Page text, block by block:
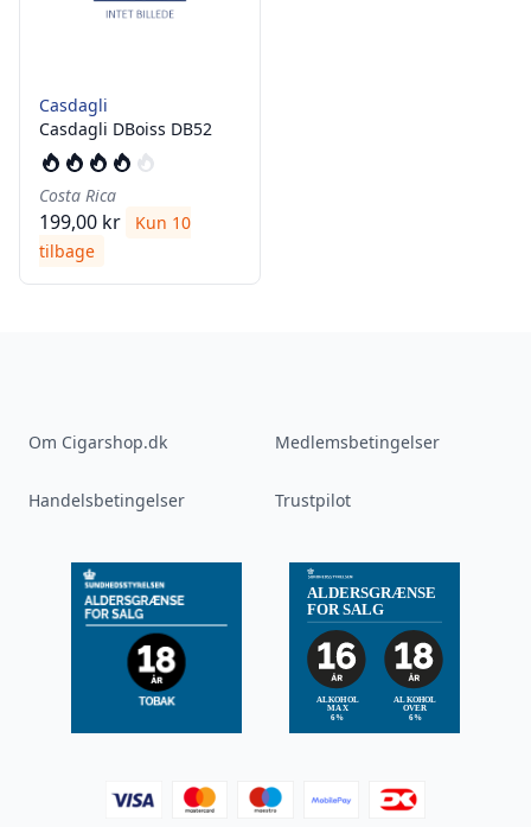
Casdagli
Casdagli DBoiss DB52
Costa Rica
199,00 kr
Kun 10
tilbage
Om Cigarshop.dk
Handelsbetingelser
Medlemsbetingelser
Trustpilot